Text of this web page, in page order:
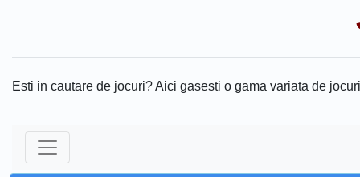
Esti in cautare de jocuri? Aici gasesti o gama variata de